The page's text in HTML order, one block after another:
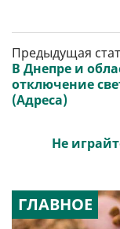
Предыдущая
В Днепре и
отключение
(Адреса)
Не
ГЛАВНОЕ